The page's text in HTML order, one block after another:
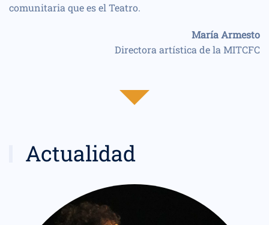
comunitaria que es el Teatro.
María Armesto
Directora artística de la MITCFC
Actualidad